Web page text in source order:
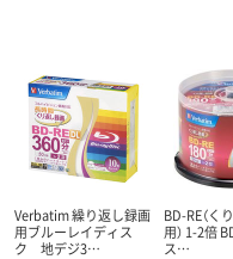
Verbatim 繰り返し録画
用ブルーレイディス
ク 地デジ3…
BD-RE（く
用） 1-2倍
ス…